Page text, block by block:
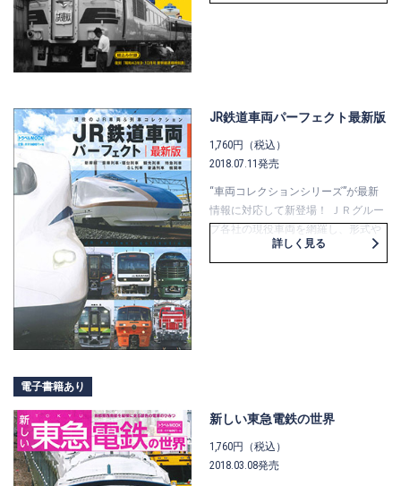
本誌では、この大改正を単なる記録
正前・後の昭和43年9月号・10月号の
『ダイヤエース時刻表』から「新幹
線連絡時刻表」を抜粋して収録しま
豊富で貴重な写真とともに、楽しみ
ながら在りし日の国鉄に心を寄せる
ことのできる1冊です。
JR鉄道車両パーフェクト最新版
1,760円（税込）
2018.07.11発売
“車両コレクションシリーズ”が最新
情報に対応して新登場！ ＪＲグルー
プ各社の現役車両を網羅し、形式や
列車・目的ごとに分類して掲載した
最新刊です。 新幹線や特急列車をは
眺めるだけでも楽しい一冊です。
詳しく見る
電子書籍あり
新しい東急電鉄の世界
1,760円（税込）
2018.03.08発売